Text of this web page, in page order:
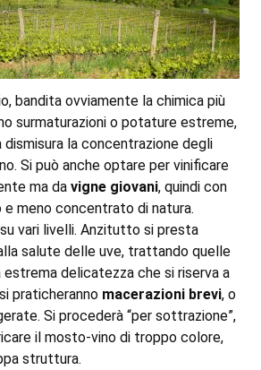
bandita ovviamente la chimica più
surmaturazioni o potature estreme,
la concentrazione degli
Si può anche optare per vinificare
ma da vigne giovani, quindi con
meno concentrato di natura.
vari livelli. Anzitutto si presta
salute delle uve, trattando quelle
delicatezza che si riserva a
praticheranno macerazioni brevi, o
Si procederà “per sottrazione”,
il mosto-vino di troppo colore,
struttura.